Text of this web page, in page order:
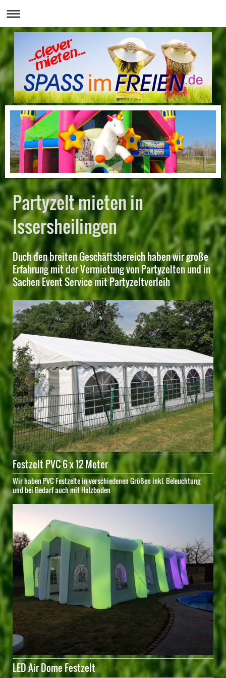
Partyzelt mieten in
Issersheilingen
Duch den breiten Geschäftsbereich haben wir große
Erfahrung mit der Vermietung von Partyzelten und in
Sachen Event Service mit Partyzeltverleih
Festzelt PVC 6 x 12 Meter
Wir haben PVC Festzelte in verschiedenen Größen inkl. Beleuchtung
und bei Bedarf auch mit Holzboden
LED Air Dome Festzelt